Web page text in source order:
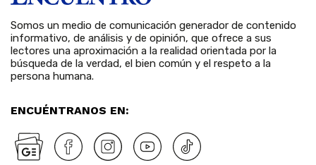
Somos un medio de comunicación generador de contenido
informativo, de análisis y de opinión, que ofrece a sus
lectores una aproximación a la realidad orientada por la
búsqueda de la verdad, el bien común y el respeto a la
persona humana.
ENCUÉNTRANOS EN: